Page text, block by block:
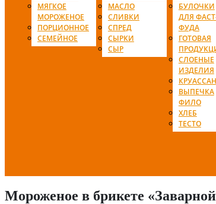
МЯГКОЕ
МОРОЖЕНОЕ
ПОРЦИОННОЕ
СЕМЕЙНОЕ
МАСЛО
СЛИВКИ
СПРЕД
СЫРКИ
СЫР
БУЛОЧКИ
ДЛЯ
ФУДА
ГОТОВАЯ
СЛОЕНЫЕ
ИЗДЕЛИЯ
ВЫПЕЧКА
ФИЛО
ХЛЕБ
ТЕСТО
Мороженое в брикете